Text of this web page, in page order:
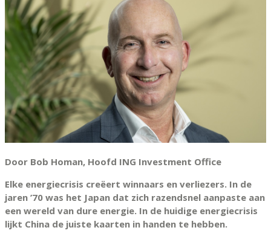
Door Bob Homan, Hoofd ING Investment Office
Elke energiecrisis creëert winnaars en verliezers. In de
jaren ’70 was het Japan dat zich razendsnel aanpaste aan
een wereld van dure energie. In de huidige energiecrisis
lijkt China de juiste kaarten in handen te hebben.